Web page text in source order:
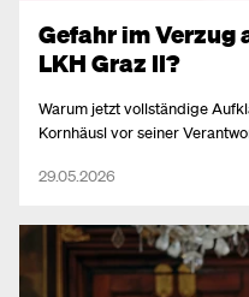
Gefahr im Verzug
LKH Graz II?
Warum jetzt vollständige
Kornhäusl vor seiner
29.05.2026